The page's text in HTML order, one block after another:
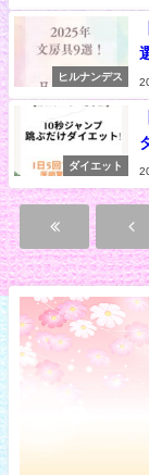
ヒルナンデス
ダイエット